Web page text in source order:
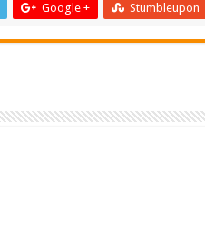
Google + Stumbleupon